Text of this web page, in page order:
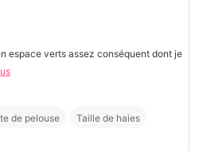
espace verts assez conséquent dont je
de pelouse Taille de haies